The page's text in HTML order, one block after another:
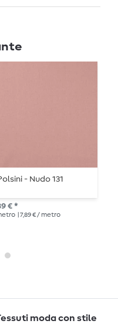
- Nudo 131
€ *
| 7,89 € / metro
moda con stile